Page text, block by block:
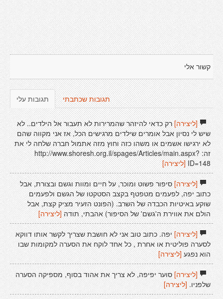
קשור אלי
תגובות עלי תגובות שכתבתי
[ליצירה]רק כדאי להיזהר שהמרירות לא תעבור אל הילדים.. לא
שיש לי נסיון אבל אומרים שילדים מרגישים הכל, אז אני מקווה שהם
לא ירגישו אשמים או משהו כזה וחוץ מזה אתמול חברה שלחה לי את
זה: http://www.shoresh.org.il/spages/Articles/main.aspx?
ID=148 [ליצירה]
[ליצירה]סיפור פשוט ומוכר, על חיים ומוות וגשם ובצורת, אבל
כתוב יפה, לפעמים מטפטף בקצב הסטקטו של הגשם ולפעמים
שוקע באיטיות הכבדה של השרב. (הפונט הזעיר מציק קצת, אבל
הולם את אווירת ה'גשם' של הסיפור) אהבתי, תודה [ליצירה]
[ליצירה]יפה. כתוב טוב אני לא חושבת שצריך לקשר אותו דווקא
לסערה פוליטית או אחרת , כל אחד לוקח את הסערה למקומות שבו
הוא נפגע [ליצירה]
[ליצירה]סוער יפיפה, לא צריך את אהוד בסוף, מספיקה הסערה
שלפניו. [ליצירה]